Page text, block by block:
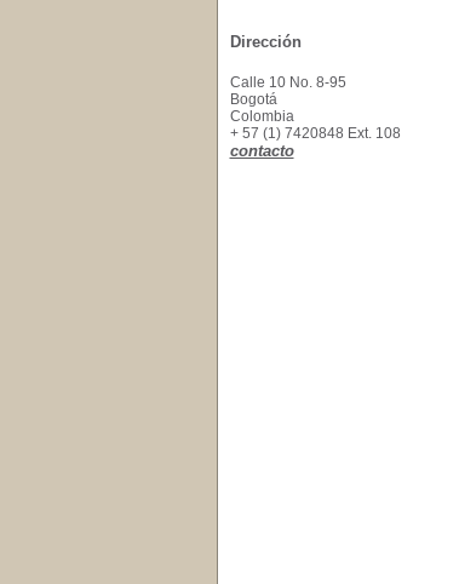
Dirección
Calle 10 No. 8-95
Bogotá
Colombia
+ 57 (1) 7420848 Ext. 108
contacto